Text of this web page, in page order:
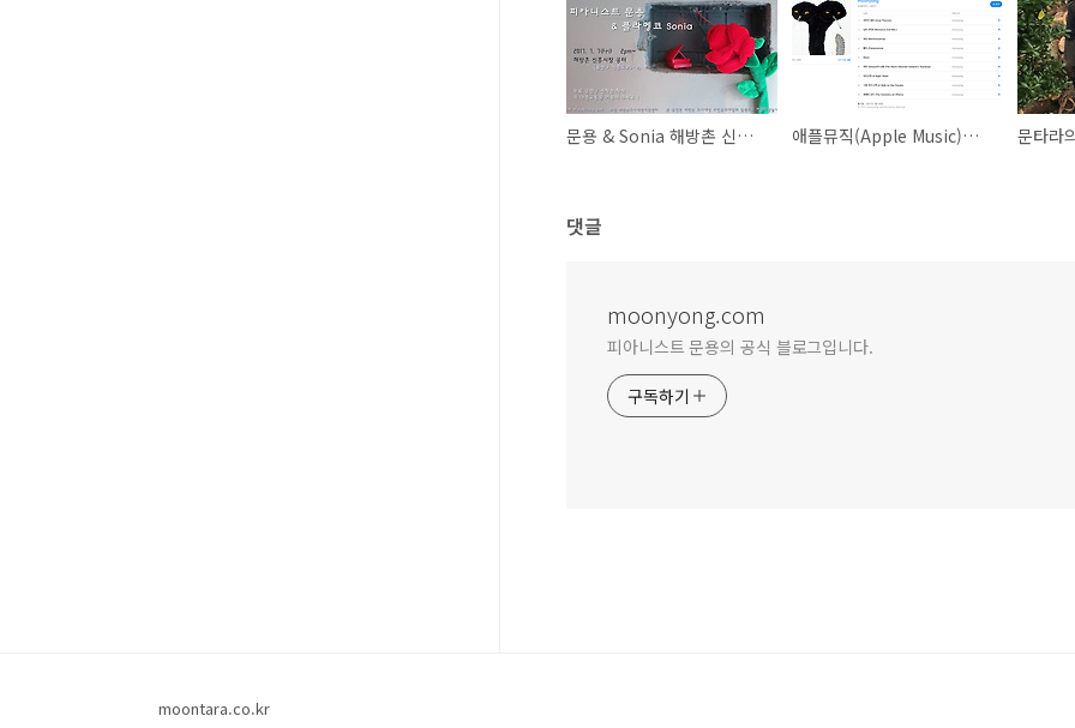
문용 & Sonia 해방촌 신흥시장 공연 애플뮤직(Apple Music)에서 UND를 ! 문타라
댓글
moonyong.com
피아니스트 문용의 공식 블로그입니다.
구독하기
moontara.co.kr